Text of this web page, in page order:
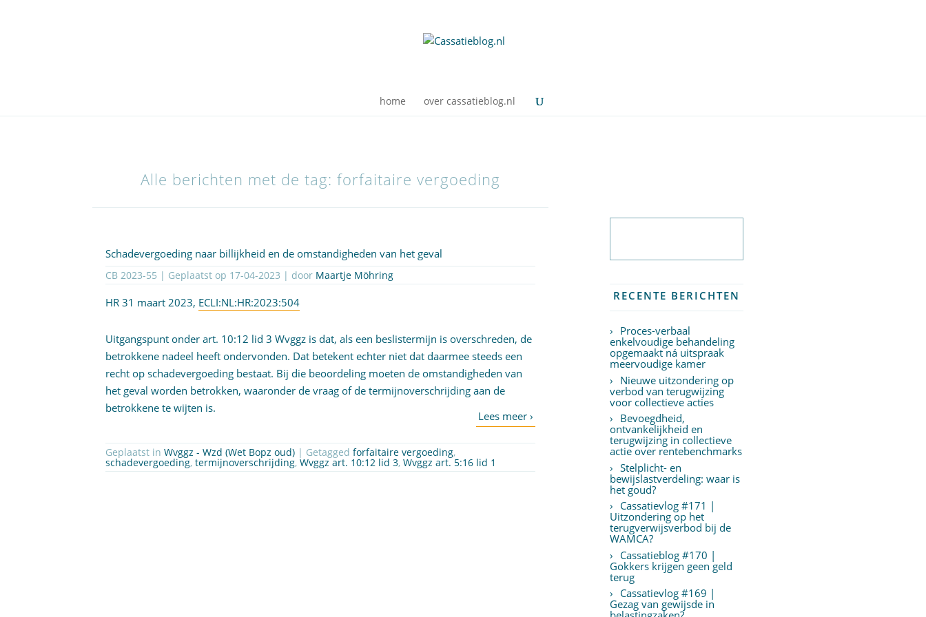
home over cassatieblog.nl
Alle berichten met de tag: forfaitaire vergoeding
Schadevergoeding naar billijkheid en de omstandigheden van het geval
CB 2023-55 | Geplaatst op 17-04-2023 | door Maartje Möhring
HR 31 maart 2023, ECLI:NL:HR:2023:504
Uitgangspunt onder art. 10:12 lid 3 Wvggz is dat, als een beslistermijn is overschreden, de
betrokkene nadeel heeft ondervonden. Dat betekent echter niet dat daarmee steeds een
recht op schadevergoeding bestaat. Bij die beoordeling moeten de omstandigheden van
het geval worden betrokken, waaronder de vraag of de termijnoverschrijding aan de
betrokkene te wijten is.
Geplaatst inWvggz - Wzd (Wet Bopz oud) | Getaggedforfaitaire vergoeding,
schadevergoeding,termijnoverschrijding,Wvggz art. 10:12 lid 3,Wvggz art. 5:16 lid 1
RECENTE BERICHTEN
Proces-verbaal
enkelvoudige behandeling
opgemaakt ná uitspraak
meervoudige kamer
Nieuwe uitzondering op
verbod van terugwijzing
voor collectieve acties
Bevoegdheid,
ontvankelijkheid en
terugwijzing in collectieve
actie over rentebenchmarks
Stelplicht- en
bewijslastverdeling: waar is
het goud?
Cassatievlog #171 |
Uitzondering op het
terugverwijsverbod bij de
WAMCA?
Cassatieblog #170 |
Gokkers krijgen geen geld
terug
Cassatievlog #169 |
Gezag van gewijsde in